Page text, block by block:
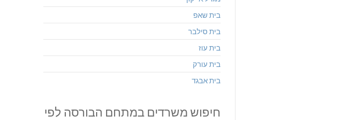
בית שאפ
בית סילבר
בית עוז
בית עורק
בית אבגד
חיפוש משרדים במתחם הבורסה לפי